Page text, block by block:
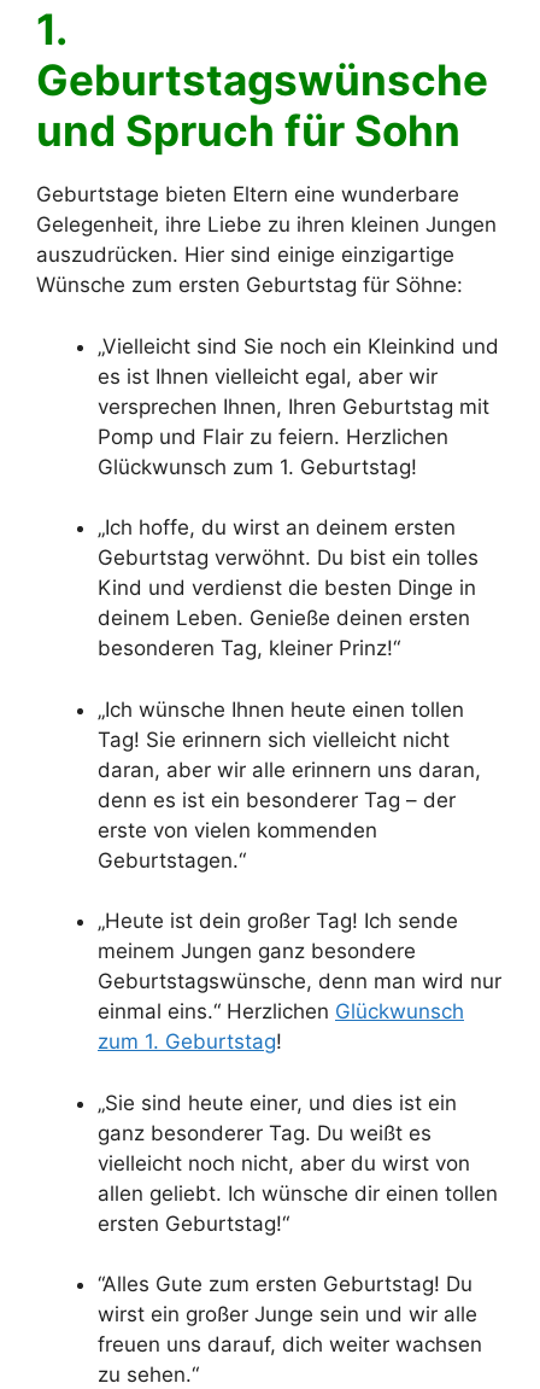
1.
Geburtstagswünsche
und Spruch für Sohn
Geburtstage bieten Eltern eine wunderbare
Gelegenheit, ihre Liebe zu ihren kleinen Jungen
auszudrücken. Hier sind einige einzigartige
Wünsche zum ersten Geburtstag für Söhne:
„Vielleicht sind Sie noch ein Kleinkind und
es ist Ihnen vielleicht egal, aber wir
versprechen Ihnen, Ihren Geburtstag mit
Pomp und Flair zu feiern. Herzlichen
Glückwunsch zum 1. Geburtstag!
„Ich hoffe, du wirst an deinem ersten
Geburtstag verwöhnt. Du bist ein tolles
Kind und verdienst die besten Dinge in
deinem Leben. Genieße deinen ersten
besonderen Tag, kleiner Prinz!“
„Ich wünsche Ihnen heute einen tollen
Tag! Sie erinnern sich vielleicht nicht
daran, aber wir alle erinnern uns daran,
denn es ist ein besonderer Tag – der
erste von vielen kommenden
Geburtstagen.“
„Heute ist dein großer Tag! Ich sende
meinem Jungen ganz besondere
Geburtstagswünsche, denn man wird nur
einmal eins.“ Herzlichen Glückwunsch
zum 1. Geburtstag!
„Sie sind heute einer, und dies ist ein
ganz besonderer Tag. Du weißt es
vielleicht noch nicht, aber du wirst von
allen geliebt. Ich wünsche dir einen tollen
ersten Geburtstag!“
“Alles Gute zum ersten Geburtstag! Du
wirst ein großer Junge sein und wir alle
freuen uns darauf, dich weiter wachsen
zu sehen.“